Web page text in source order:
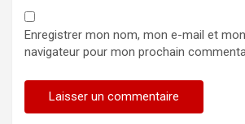
Enregistrer mon nom, mon e-mail et
navigateur pour mon prochain